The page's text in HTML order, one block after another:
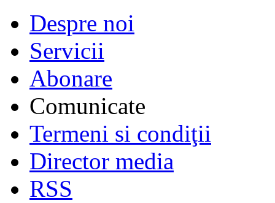
Despre noi
Servicii
Abonare
Comunicate
Termeni si condiţii
Director media
RSS